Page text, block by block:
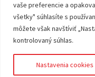
vaše preferencie a
všetky" súhlasíte s
môžete však navštíviť
kontrolovaný súhlas.
Nastavenia cookies